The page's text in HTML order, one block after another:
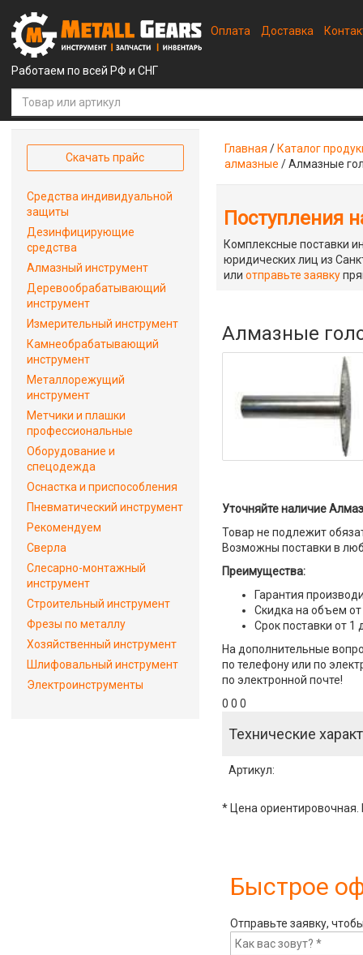
Работаем по всей РФ и СНГ
Оплата Доставка
Главная / Каталог
алмазные /Алмазные
Поступления
Комплексные поставки
юридических лиц из
илиотправьте заявку
Алмазные
Уточняйте наличие
Товар не подлежит
Возможны поставки в
Преимущества:
Гарантия
Скидка на объем от
Срок поставки от 1
На дополнительные
по телефону или по
по электронной почте!
0 0 0
Технические
Артикул:
* Цена ориентировочная.
Быстрое
Отправьте заявку,
Скачать прайс
Средства индивидуальной
защиты
Дезинфицирующие
средства
Алмазный инструмент
Деревообрабатывающий
инструмент
Измерительный инструмент
Камнеобрабатывающий
инструмент
Металлорежущий
инструмент
Метчики и плашки
профессиональные
Оборудование и
спецодежда
Оснастка и приспособления
Пневматический инструмент
Рекомендуем
Сверла
Слесарно-монтажный
инструмент
Строительный инструмент
Фрезы по металлу
Хозяйственный инструмент
Шлифовальный инструмент
Электроинструменты